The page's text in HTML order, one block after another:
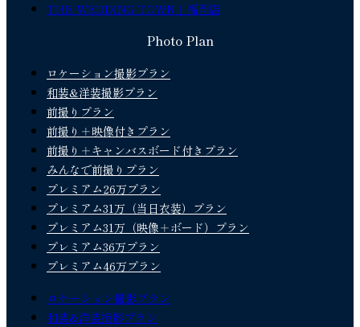
THE WEDDING TOWN｜福岡店
Photo Plan
ロケーション撮影プラン
和装&洋装撮影プラン
前撮りプラン
前撮り＋映像付きプラン
前撮り＋キャンバスボード付きプラン
みんなで前撮りプラン
プレミアム26万プラン
プレミアム31万（当日衣装）プラン
プレミアム31万（映像＋ボード）プラン
プレミアム36万プラン
プレミアム46万プラン
ロケーション撮影プラン
和装&洋装撮影プラン